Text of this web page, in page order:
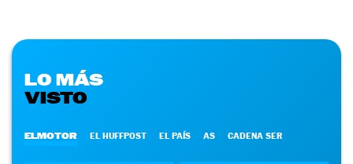
LO MÁS
VISTO
ELMOTOR EL HUFFPOST EL PAÍS AS CADENA SER